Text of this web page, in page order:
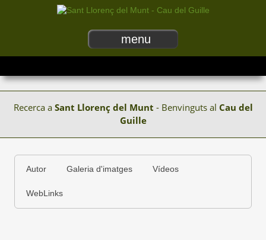
menu
Recerca a Sant Llorenç del Munt - Benvinguts al Cau del
Guille
Autor Galeria d'imatges Vídeos
WebLinks